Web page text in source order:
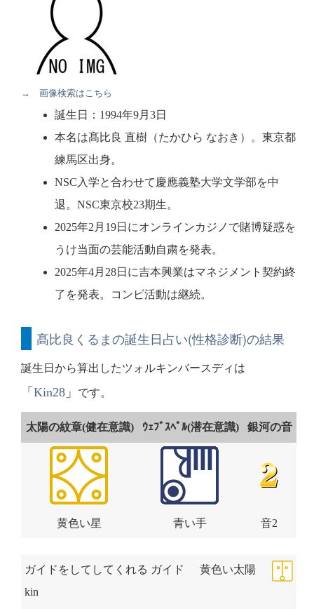
→ 画像検索はこちら
誕生日：1994年9月3日
本名は髙比良 直樹（たかひら なおき）。東京都
練馬区出身。
NSC入学と合わせて慶應義塾大学文学部を中
退。NSC東京校23期生。
2025年2月19日にオンラインカジノで賭博疑惑を
うけ当面の芸能活動自粛を発表。
2025年4月28日に吉本興業はマネジメント契約終
了を発表。コンビ活動は継続。
髙比良くるまの誕生日占い(性格診断)の結果
誕生日から算出したツォルキンバースディは
「 Kin28 」 です。
太陽の紋章(健在意識) ｳｪﾌﾞｽﾍﾟﾙ(潜在意識) 銀河の音
黄色い星 青い手 音2
ガイドをしてしてくれる ガイド
kin
黄色い太陽